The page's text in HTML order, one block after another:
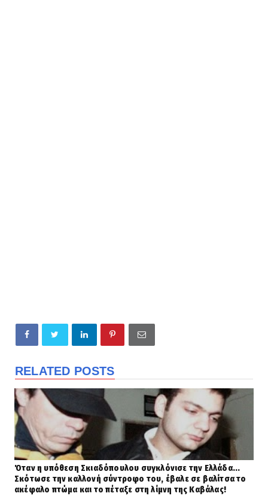
RELATED POSTS
Όταν η υπόθεση Σκιαδόπουλου συγκλόνισε την Ελλάδα...
Σκότωσε την καλλονή σύντροφο του, έβαλε σε βαλίτσα το
ακέφαλο πτώμα και το πέταξε στη λίμνη της Καβάλας!